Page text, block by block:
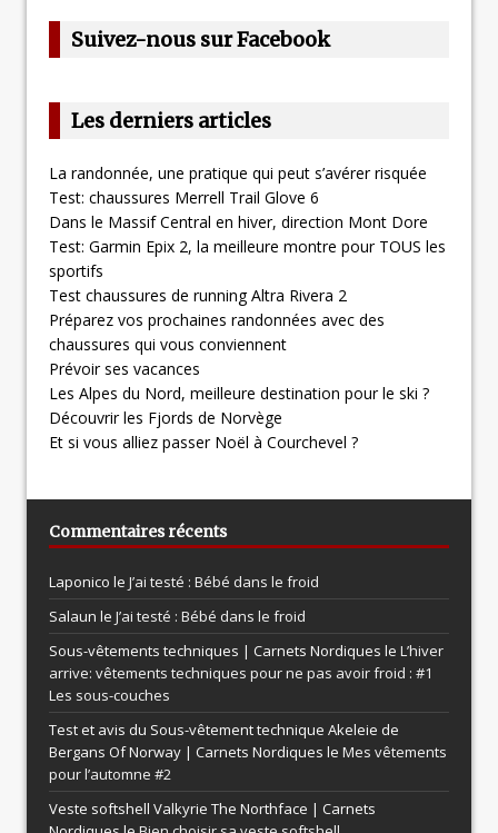
Suivez-nous sur Facebook
Les derniers articles
La randonnée, une pratique qui peut s’avérer risquée
Test: chaussures Merrell Trail Glove 6
Dans le Massif Central en hiver, direction Mont Dore
Test: Garmin Epix 2, la meilleure montre pour TOUS les
sportifs
Test chaussures de running Altra Rivera 2
Préparez vos prochaines randonnées avec des
chaussures qui vous conviennent
Prévoir ses vacances
Les Alpes du Nord, meilleure destination pour le ski ?
Découvrir les Fjords de Norvège
Et si vous alliez passer Noël à Courchevel ?
Commentaires récents
Laponico le J’ai testé : Bébé dans le froid
Salaun le J’ai testé : Bébé dans le froid
Sous-vêtements techniques | Carnets Nordiques le L’hiver
arrive: vêtements techniques pour ne pas avoir froid : #1
Les sous-couches
Test et avis du Sous-vêtement technique Akeleie de
Bergans Of Norway | Carnets Nordiques le Mes vêtements
pour l’automne #2
Veste softshell Valkyrie The Northface | Carnets